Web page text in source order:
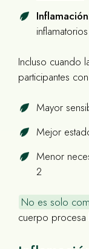
inflamatorios
Incluso cuando
participantes
Mayor
Mejor
Menor
2
No es solo
cuerpo procesa